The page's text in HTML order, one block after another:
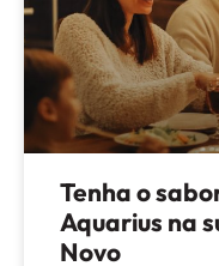
Tenha o
Aquarius na
Novo